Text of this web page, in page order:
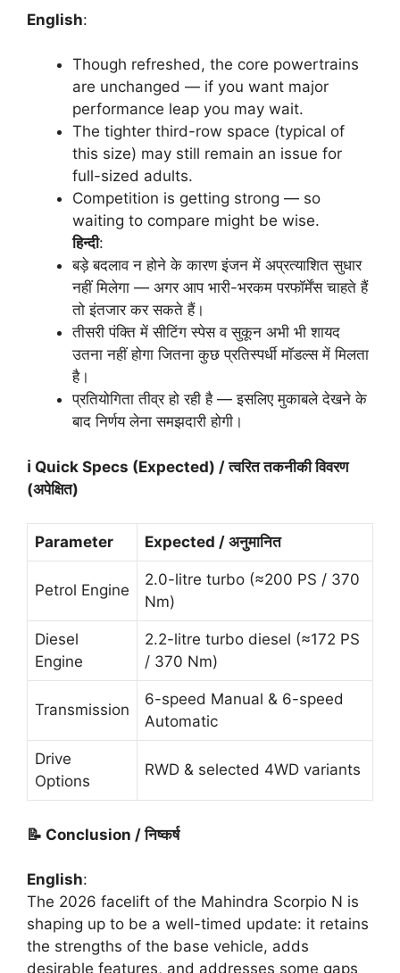
English:
Though refreshed, the core powertrains
are unchanged — if you want major
performance leap you may wait.
The tighter third-row space (typical of
this size) may still remain an issue for
full-sized adults.
Competition is getting strong — so
waiting to compare might be wise.
हिन्दी:
बड़े बदलाव न होने के कारण इंजन में अप्रत्याशित सुधार
नहीं मिलेगा — अगर आप भारी-भरकम परफॉर्मेंस चाहते हैं
तो इंतजार कर सकते हैं।
तीसरी पंक्ति में सीटिंग स्पेस व सुकून अभी भी शायद
उतना नहीं होगा जितना कुछ प्रतिस्पर्धी मॉडल्स में मिलता
है।
प्रतियोगिता तीव्र हो रही है — इसलिए मुकाबले देखने के
बाद निर्णय लेना समझदारी होगी।
ℹ️ Quick Specs (Expected) /त्वरिततकनीकीविवरण
(अपेक्षित)
Parameter Expected / अनुमानित
Petrol Engine
2.0-litre turbo (≈200 PS / 370
Nm)
Diesel
Engine
2.2-litre turbo diesel (≈172 PS
/ 370 Nm)
Transmission
6-speed Manual & 6-speed
Automatic
Drive
Options
RWD & selected 4WD variants
📝 Conclusion /निष्कर्ष
English:
The 2026 facelift of the Mahindra Scorpio N is
shaping up to be a well-timed update: it retains
the strengths of the base vehicle, adds
desirable features, and addresses some gaps